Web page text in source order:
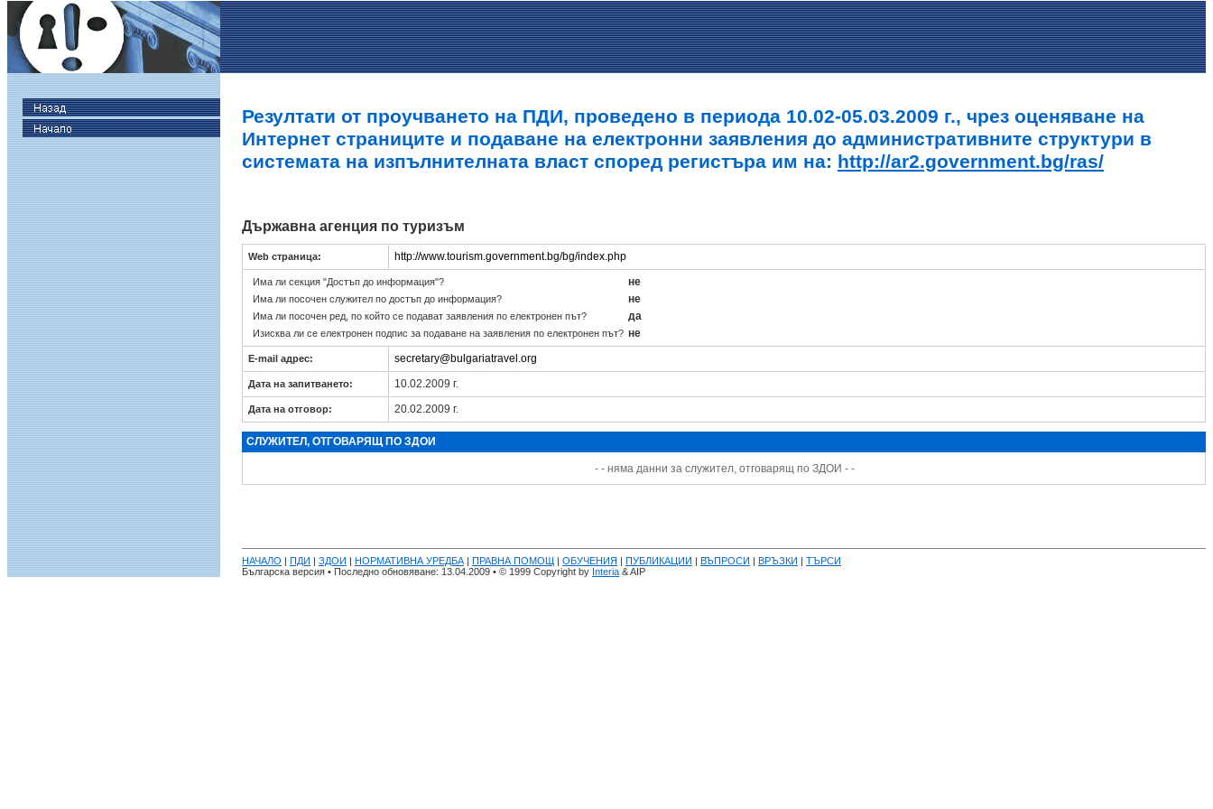
Резултати от проучването на ПДИ, проведено в периода 10.02-05.03.2009 г., чрез оценяване на
Интернет страниците и подаване на електронни заявления до административните структури в
системата на изпълнителната власт според регистъра им на: http://ar2.government.bg/ras/
Държавна агенция по туризъм
Web страница: http://www.tourism.government.bg/bg/index.php
Има ли секция "Достъп до информация"? не
Има ли посочен служител по достъп до информация? не
Има ли посочен ред, по който се подават заявления по електронен път? да
Изисква ли се електронен подпис за подаване на заявления по електронен път? не
E-mail адрес: secretary@bulgariatravel.org
Дата на запитването: 10.02.2009 г.
Дата на отговор: 20.02.2009 г.
СЛУЖИТЕЛ, ОТГОВАРЯЩ ПО ЗДОИ
- - няма данни за служител, отговарящ по ЗДОИ - -
НАЧАЛО | ПДИ | ЗДОИ | НОРМАТИВНА УРЕДБА | ПРАВНА ПОМОЩ | ОБУЧЕНИЯ | ПУБЛИКАЦИИ | ВЪПРОСИ | ВРЪЗКИ | ТЪРСИ
Българска версия • Последно обновяване: 13.04.2009 • © 1999 Copyright by Interia & AIP